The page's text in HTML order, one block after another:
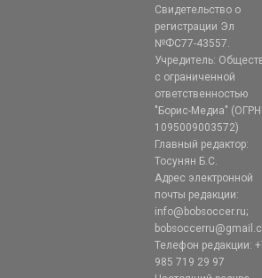
Свидетельство о
регистрации Эл
№ФС77-43557.
Учредитель:
с ограниченной
ответственностью
"Борис-Медиа" (ОГРН
1095009003572)
Главный редактор:
Тосунян Б.С.
Адрес электронной
почты редакции:
info@bobsoccer.ru;
Телефон редакции:
985 719 29 97